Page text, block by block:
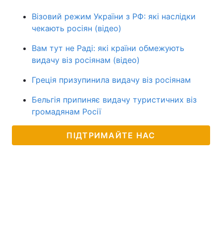
Візовий режим України з РФ: які наслідки
чекають росіян (відео)
Вам тут не Раді: які країни обмежують
видачу віз росіянам (відео)
Греція призупинила видачу віз росіянам
Бельгія припиняє видачу туристичних віз
громадянам Росії
ПІДТРИМАЙТЕ НАС